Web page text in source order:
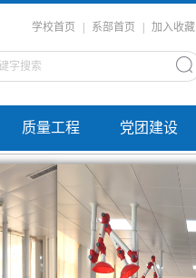
学校首页 系部首页 加入收藏
质量工程 党团建设